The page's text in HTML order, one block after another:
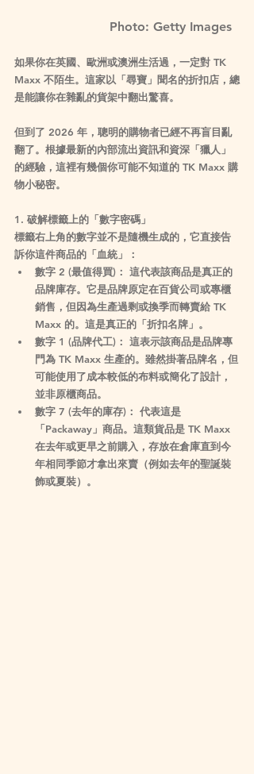
Photo: Getty Images
如果你在英國、歐洲或澳洲生活過，一定對 TK
Maxx 不陌生。這家以「尋寶」聞名的折扣店，總
是能讓你在雜亂的貨架中翻出驚喜。
但到了 2026 年，聰明的購物者已經不再盲目亂
翻了。根據最新的內部流出資訊和資深「獵人」
的經驗，這裡有幾個你可能不知道的 TK Maxx 購
物小秘密。
1. 破解標籤上的「數字密碼」
標籤右上角的數字並不是隨機生成的，它直接告
訴你這件商品的「血統」：
數字 2 (最值得買)： 這代表該商品是真正的
品牌庫存。它是品牌原定在百貨公司或專櫃
銷售，但因為生產過剩或換季而轉賣給 TK
Maxx 的。這是真正的「折扣名牌」。
數字 1 (品牌代工)： 這表示該商品是品牌專
門為 TK Maxx 生產的。雖然掛著品牌名，但
可能使用了成本較低的布料或簡化了設計，
並非原櫃商品。
數字 7 (去年的庫存)： 代表這是
「Packaway」商品。這類貨品是 TK Maxx
在去年或更早之前購入，存放在倉庫直到今
年相同季節才拿出來賣（例如去年的聖誕裝
飾或夏裝）。